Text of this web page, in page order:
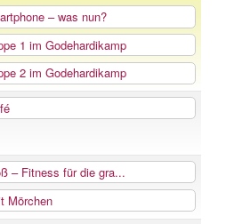
– was nun?
1 im Godehardikamp
2 im Godehardikamp
– Fitness für die gra...
Mörchen